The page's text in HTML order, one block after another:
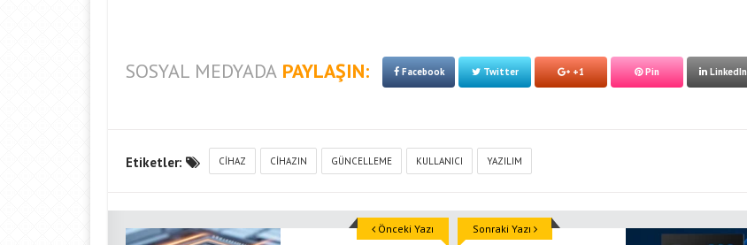
SOSYAL MEDYADA PAYLAŞIN: Facebook Twitter +1 Pin LinkedIn
Etiketler: CIHAZ CIHAZIN GÜNCELLEME KULLANICI YAZILIM
Önceki Yazı Sonraki Yazı